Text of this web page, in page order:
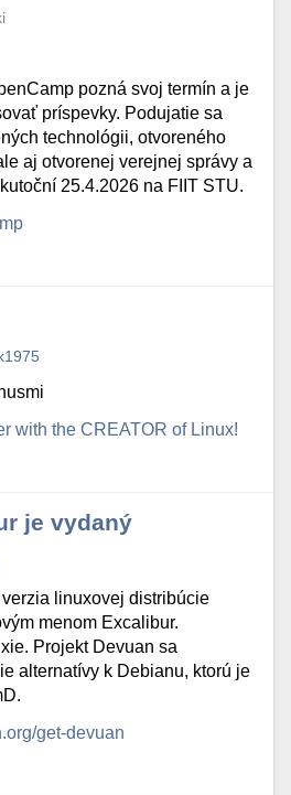
pozná svoj termín a je
príspevky. Podujatie sa
technológii, otvoreného
aj otvorenej verejnej správy a
25.4.2026 na FIIT STU.
with the CREATOR of Linux!
je vydaný
linuxovej distribúcie
menom Excalibur.
Projekt Devuan sa
alternatívy k Debianu, ktorú je
get-devuan